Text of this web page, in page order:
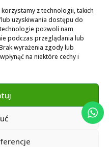
z technologii, takich
uzyskiwania dostępu do
pozwoli nam
podczas przeglądania lub
wyrażenia zgody lub
na niektóre cechy i
All rights reserved